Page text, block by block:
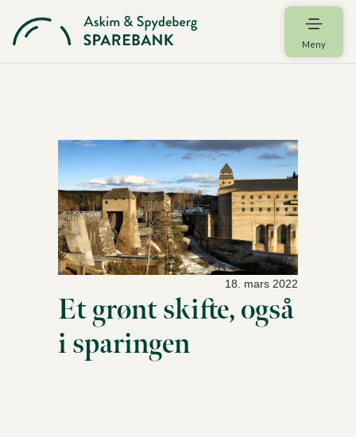
Meny
Et grønt skifte, også
i sparingen
18. mars 2022